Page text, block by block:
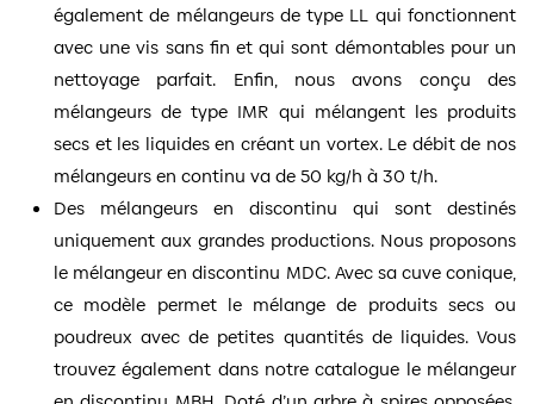
également de mélangeurs de type LL qui fonctionnent
avec une vis sans fin et qui sont démontables pour un
nettoyage parfait. Enfin, nous avons conçu des
mélangeurs de type IMR qui mélangent les produits
secs et les liquides en créant un vortex. Le débit de nos
mélangeurs en continu va de 50 kg/h à 30 t/h.
Des mélangeurs en discontinu qui sont destinés
uniquement aux grandes productions. Nous proposons
le mélangeur en discontinu MDC. Avec sa cuve conique,
ce modèle permet le mélange de produits secs ou
poudreux avec de petites quantités de liquides. Vous
trouvez également dans notre catalogue le mélangeur